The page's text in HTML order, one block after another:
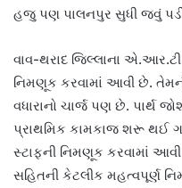
હજુ પણ પાલનપુર સુધી જવું
વાવ-થરાદ જિલ્લાના
નિમણૂક કરવામાં આવી છે.
વધારાનો ચાર્જ પણ છે. પાર્થ
પ્રાથમિક કામકાજ શરૂ
સ્ટાફની નિમણૂક કરવામાં
સહિતની કેટલીક મહત્વપૂર્ણ